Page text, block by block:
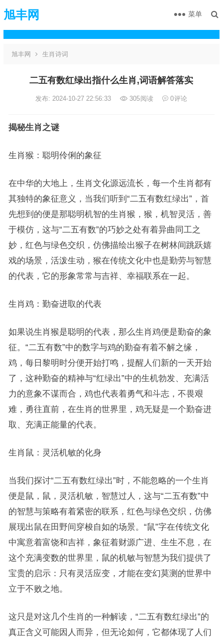
旭丰网 菜单
旭丰网 生肖诗词
二五有数红绿出指什么生肖,词语解答落实
发布: 2024-10-27 22:56:33 305阅读 0评论
揭秘生肖之谜
生肖猴：聪明伶俐的象征
在中华的大地上，生肖文化源远流长，每一个生肖都有
其独特的象征意义，当我们听到“二五有数红绿出”，首
先想到的便是那聪明机智的生肖猴，猴，机智灵活，善
于模仿，这与“二五有数”的巧妙之处有着异曲同工之
妙，红色与绿色交织，仿佛描绘出猴子在树林间跳跃嬉
戏的场景，活泼生动，猴在传统文化中也是勤劳与智慧
的代表，它的形象常常与吉祥、幸福联系在一起。
生肖鸡：勤奋进取的代表
如果说生肖猴是聪明的代表，那么生肖鸡便是勤奋的象
征。“二五有数”中的数字与鸡的勤奋有着不解之缘，
鸡，每日黎明时分便开始打鸣，提醒人们新的一天开始
了，这种勤奋的精神与“红绿出”中的生机勃发、充满活
力的意象不谋而合，鸡也代表着勇气和斗志，不畏艰
难，勇往直前，在生肖的世界里，鸡无疑是一个勤奋进
取、充满正能量的代表。
生肖鼠：灵活机敏的化身
当我们探讨“二五有数红绿出”时，不能忽略的一个生肖
便是鼠，鼠，灵活机敏，智慧过人，这与“二五有数”中
的智慧与策略有着紧密的联系，红色与绿色交织，仿佛
展现出鼠在田野间穿梭自如的场景。“鼠”字在传统文化
中寓意着富饶和吉祥，象征着财源广进、生生不息，在
这个充满变数的世界里，鼠的机敏与智慧为我们提供了
宝贵的启示：只有灵活应变，才能在变幻莫测的世界中
立于不败之地。
这只是对这几个生肖的一种解读，“二五有数红绿出”的
真正含义可能因人而异，但无论如何，它都体现了人们